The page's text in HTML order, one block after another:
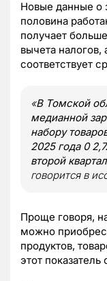
Новые данные о
половина
получает
вычета
соответствует
«В Томской
медианной
набору
2025 года 0
второй
говорится в
Проще говоря,
можно
продуктов,
этот показатель